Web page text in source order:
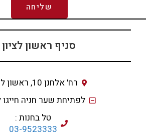
שליחה
סניף ראשון לציון
רח' אלחנן 10, ראשון לציון
לפתיחת שער חניה חייגו
טל בחנות :
03-9523333